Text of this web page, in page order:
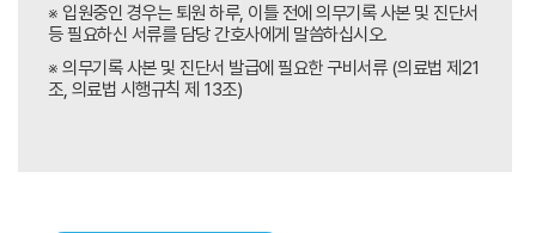
※ 입원중인 경우는 퇴원 하루, 이틀 전에 의무기록 사본 및 진단서
등 필요하신 서류를 담당 간호사에게 말씀하십시오.
※ 의무기록 사본 및 진단서 발급에 필요한 구비서류 (의료법 제21
조, 의료법 시행규칙 제 13조)